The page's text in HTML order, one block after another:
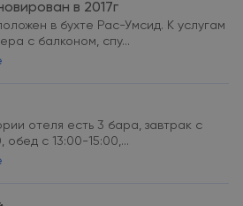
в 2017г
в бухте Рас-Умсид. К услугам
с балконом, спу...
отеля есть 3 бара, завтрак с
обед с 13:00-15:00,...